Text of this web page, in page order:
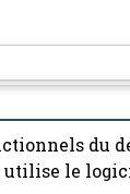
du
utilise le